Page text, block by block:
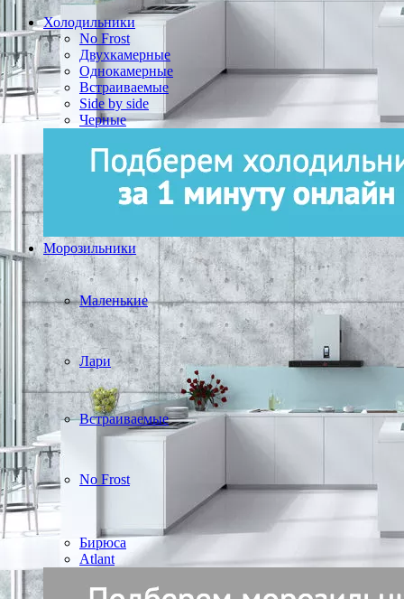
Холодильники
No Frost
Двухкамерные
Однокамерные
Встраиваемые
Side by side
Черные
Морозильники
Маленькие
Лари
Встраиваемые
No Frost
Бирюса
Atlant